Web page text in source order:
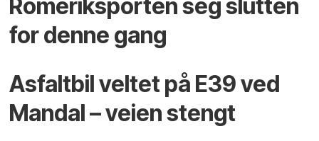
Romeriksporten seg slutten
for denne gang
Asfaltbil veltet på E39 ved
Mandal – veien stengt